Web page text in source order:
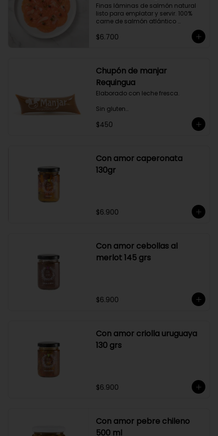
gourmet a tus comidas.
Finas láminas de salmón natural
listo para emplatar y servir. 100%
carne de salmón atlántico
Producto sellado al vacío y
congelado.
$6.700
Chupón de manjar
Requingua
Elaborado con leche fresca.
Sin gluten
Sin Saborizantes
$450
Con amor caperonata
130gr
$6.900
Con amor cebollas al
merlot 145 grs
$6.900
Con amor criolla uruguaya
130 grs
$6.900
Con amor pebre chileno
500 ml